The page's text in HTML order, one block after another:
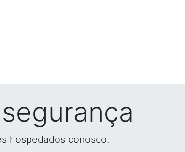
hospedados conosco.